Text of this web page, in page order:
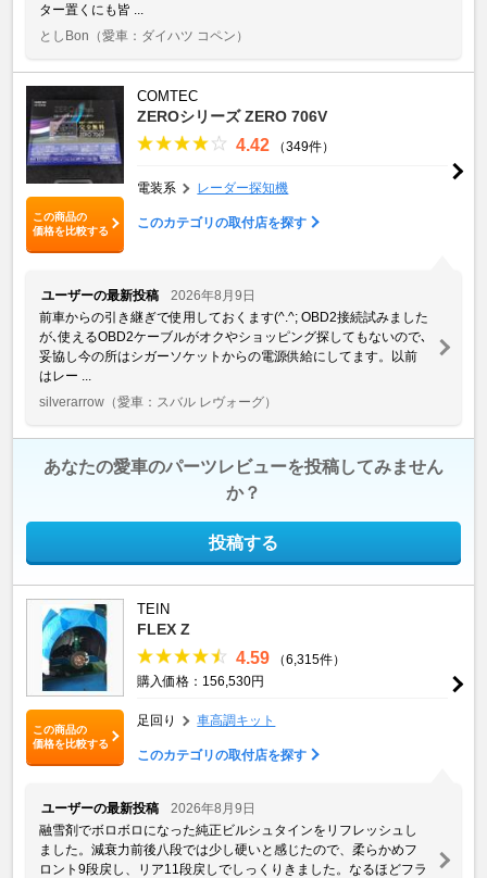
ター置くにも皆 ...
としBon （愛車：ダイハツ コペン）
この商品の
価格を比較する
COMTEC
ZEROシリーズ ZERO 706V
4.42 （349件）
電装系 レーダー探知機
このカテゴリの取付店を探す
ユーザーの最新投稿
2026年8月9日
前車からの引き継ぎで使用しておくます(^.^; OBD2接続試みました
が､使えるOBD2ケーブルがオクやショッピング探してもないので､
妥協し今の所はシガーソケットからの電源供給にしてます。以前
はレー ...
silverarrow （愛車：スバル レヴォーグ）
あなたの愛車のパーツレビューを投稿してみません
か？
投稿する
この商品の
価格を比較する
TEIN
FLEX Z
4.59
（6,315件）
購入価格：156,530円
足回り 車高調キット
このカテゴリの取付店を探す
ユーザーの最新投稿
2026年8月9日
融雪剤でボロボロになった純正ビルシュタインをリフレッシュし
ました。減衰力前後八段では少し硬いと感じたので、柔らかめフ
ロント9段戻し、リア11段戻しでしっくりきました。なるほどフラ